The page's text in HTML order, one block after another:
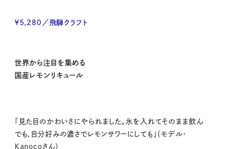
¥5,280／飛騨クラフト
世界から注目を集める
国産レモンリキュール
「見た目のかわいさにやられました。氷を入れてそのまま飲ん
でも、自分好みの濃さでレモンサワーにしても」（モデル・
Kanocoさん）